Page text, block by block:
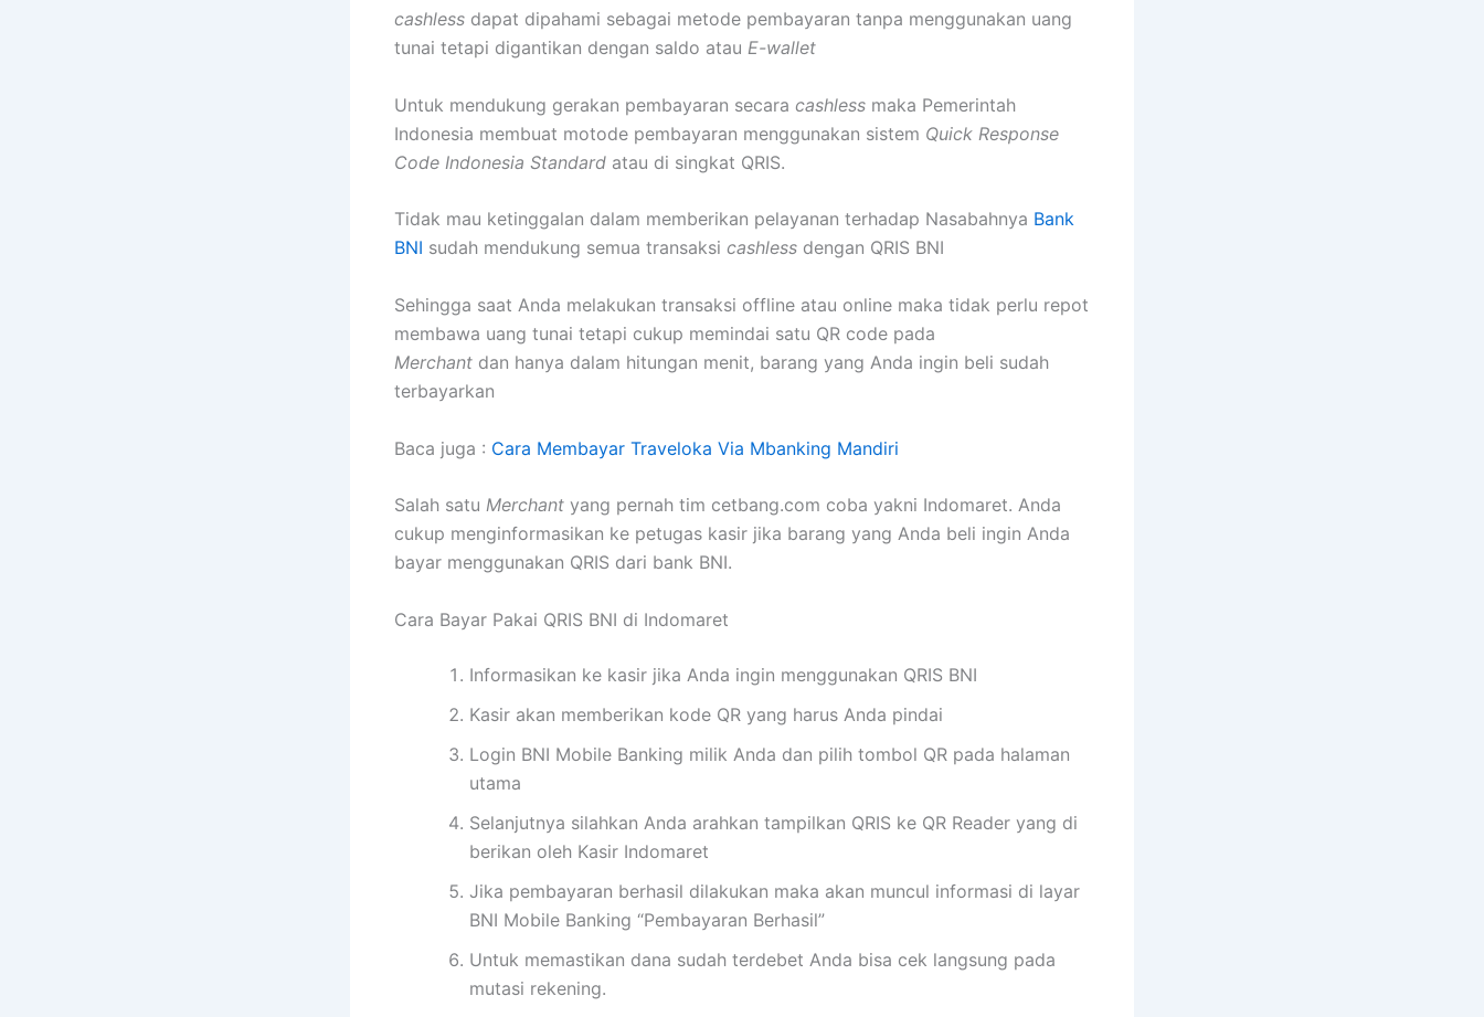
cashless dapat dipahami sebagai metode pembayaran tanpa menggunakan uang
tunai tetapi digantikan dengan saldo atau E-wallet
Untuk mendukung gerakan pembayaran secara cashless maka Pemerintah
Indonesia membuat motode pembayaran menggunakan sistem Quick Response
Code Indonesia Standard atau di singkat QRIS.
Tidak mau ketinggalan dalam memberikan pelayanan terhadap Nasabahnya Bank
BNI sudah mendukung semua transaksi cashless dengan QRIS BNI
Sehingga saat Anda melakukan transaksi offline atau online maka tidak perlu repot
membawa uang tunai tetapi cukup memindai satu QR code pada
Merchant dan hanya dalam hitungan menit, barang yang Anda ingin beli sudah
terbayarkan
Baca juga : Cara Membayar Traveloka Via Mbanking Mandiri
Salah satu Merchant yang pernah tim cetbang.com coba yakni Indomaret. Anda
cukup menginformasikan ke petugas kasir jika barang yang Anda beli ingin Anda
bayar menggunakan QRIS dari bank BNI.
Cara Bayar Pakai QRIS BNI di Indomaret
Informasikan ke kasir jika Anda ingin menggunakan QRIS BNI
Kasir akan memberikan kode QR yang harus Anda pindai
Login BNI Mobile Banking milik Anda dan pilih tombol QR pada halaman
utama
Selanjutnya silahkan Anda arahkan tampilkan QRIS ke QR Reader yang di
berikan oleh Kasir Indomaret
Jika pembayaran berhasil dilakukan maka akan muncul informasi di layar
BNI Mobile Banking “Pembayaran Berhasil”
Untuk memastikan dana sudah terdebet Anda bisa cek langsung pada
mutasi rekening.